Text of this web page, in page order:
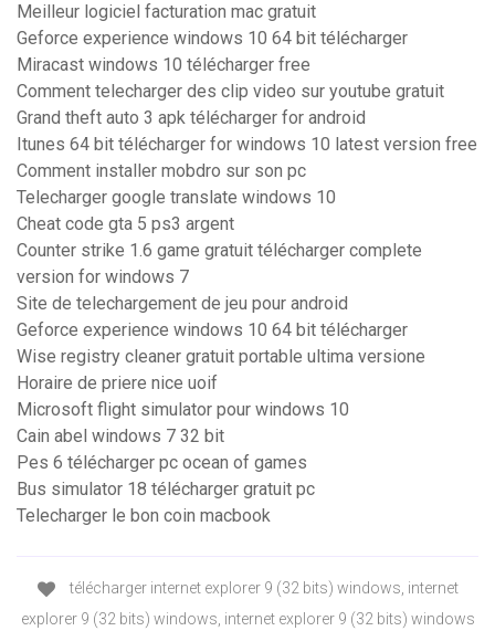
Meilleur logiciel facturation mac gratuit
Geforce experience windows 10 64 bit télécharger
Miracast windows 10 télécharger free
Comment telecharger des clip video sur youtube gratuit
Grand theft auto 3 apk télécharger for android
Itunes 64 bit télécharger for windows 10 latest version free
Comment installer mobdro sur son pc
Telecharger google translate windows 10
Cheat code gta 5 ps3 argent
Counter strike 1.6 game gratuit télécharger complete
version for windows 7
Site de telechargement de jeu pour android
Geforce experience windows 10 64 bit télécharger
Wise registry cleaner gratuit portable ultima versione
Horaire de priere nice uoif
Microsoft flight simulator pour windows 10
Cain abel windows 7 32 bit
Pes 6 télécharger pc ocean of games
Bus simulator 18 télécharger gratuit pc
Telecharger le bon coin macbook
télécharger internet explorer 9 (32 bits) windows, internet
explorer 9 (32 bits) windows, internet explorer 9 (32 bits) windows